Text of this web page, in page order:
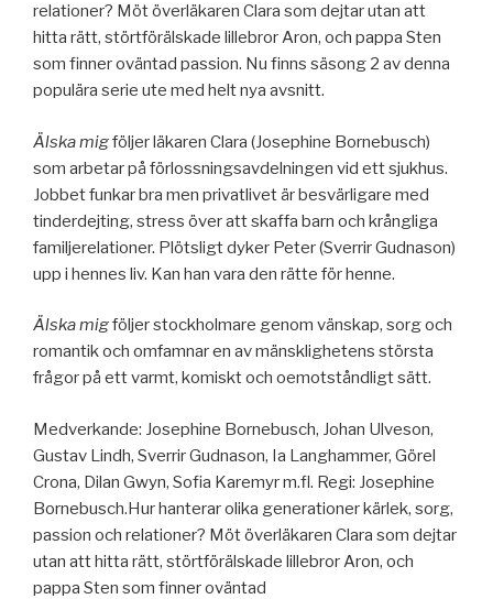
relationer? Möt överläkaren Clara som dejtar utan att
hitta rätt, störtförälskade lillebror Aron, och pappa Sten
som finner oväntad passion. Nu finns säsong 2 av denna
populära serie ute med helt nya avsnitt.
Älska migföljer läkaren Clara (Josephine Bornebusch)
som arbetar på förlossningsavdelningen vid ett sjukhus.
Jobbet funkar bra men privatlivet är besvärligare med
tinderdejting, stress över att skaffa barn och krångliga
familjerelationer. Plötsligt dyker Peter (Sverrir Gudnason)
upp i hennes liv. Kan han vara den rätte för henne.
Älska migföljer stockholmare genom vänskap, sorg och
romantik och omfamnar en av mänsklighetens största
frågor på ett varmt, komiskt och oemotståndligt sätt.
Medverkande: Josephine Bornebusch, Johan Ulveson,
Gustav Lindh, Sverrir Gudnason, Ia Langhammer, Görel
Crona, Dilan Gwyn, Sofia Karemyr m.fl. Regi: Josephine
Bornebusch.Hur hanterar olika generationer kärlek, sorg,
passion och relationer? Möt överläkaren Clara som dejtar
utan att hitta rätt, störtförälskade lillebror Aron, och
pappa Sten som finner oväntad